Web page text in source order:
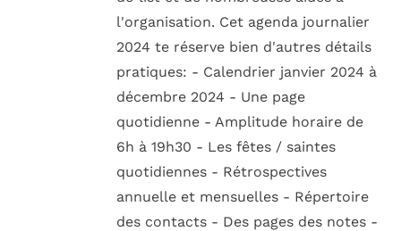
l'organisation. Cet agenda journalier
2024 te réserve bien d'autres détails
pratiques: - Calendrier janvier 2024 à
décembre 2024 - Une page
quotidienne - Amplitude horaire de
6h à 19h30 - Les fêtes / saintes
quotidiennes - Rétrospectives
annuelle et mensuelles - Répertoire
des contacts - Des pages des notes -